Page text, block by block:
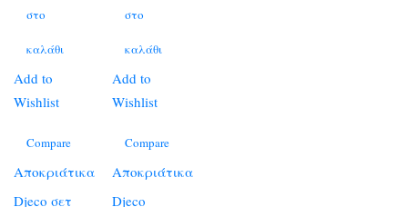
στο
καλάθι
Add to
Wishlist
Compare
Αποκριάτικα
Djeco σετ
στο
καλάθι
Add to
Wishlist
Compare
Αποκριάτικα
Djeco